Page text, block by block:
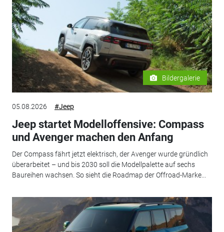
Bildergalerie
05.08.2026 #Jeep
Jeep startet Modelloffensive: Compass
und Avenger machen den Anfang
Der Compass fährt jetzt elektrisch, der Avenger wurde gründlich
überarbeitet – und bis 2030 soll die Modellpalette auf sechs
Baureihen wachsen. So sieht die Roadmap der Offroad-Marke...